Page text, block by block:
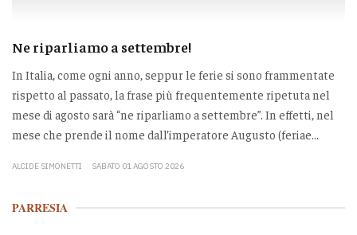
Ne riparliamo a settembre!
In Italia, come ogni anno, seppur le ferie si sono frammentate
rispetto al passato, la frase più frequentemente ripetuta nel
mese di agosto sarà “ne riparliamo a settembre”. In effetti, nel
mese che prende il nome dall’imperatore Augusto (feriae...
ALCIDE SIMONETTI SABATO 01 AGOSTO 2026
PARRESIA